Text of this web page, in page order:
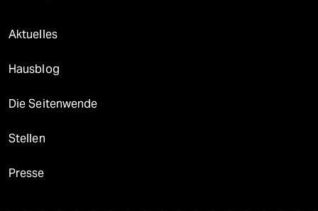
Aktuelles
Hausblog
Die Seitenwende
Stellen
Presse